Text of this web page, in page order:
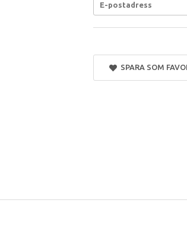
SPARA SOM